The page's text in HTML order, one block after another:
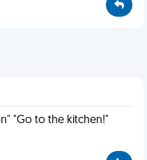
"Go to the kitchen!"